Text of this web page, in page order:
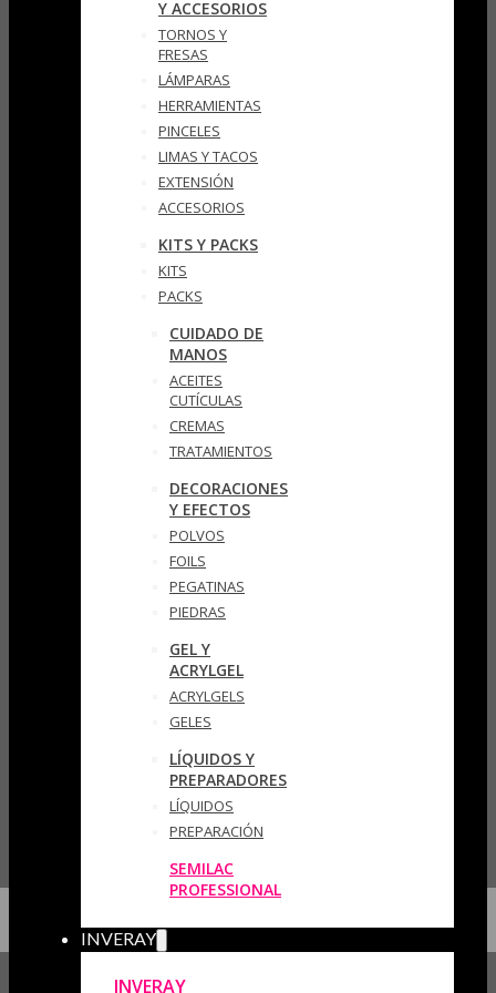
Y ACCESORIOS
TORNOS Y
FRESAS
LÁMPARAS
HERRAMIENTAS
PINCELES
LIMAS Y TACOS
EXTENSIÓN
ACCESORIOS
KITS Y PACKS
KITS
PACKS
CUIDADO DE
MANOS
ACEITES
CUTÍCULAS
CREMAS
TRATAMIENTOS
DECORACIONES
Y EFECTOS
POLVOS
FOILS
PEGATINAS
PIEDRAS
GEL Y
ACRYLGEL
ACRYLGELS
GELES
LÍQUIDOS Y
PREPARADORES
LÍQUIDOS
PREPARACIÓN
SEMILAC
PROFESSIONAL
INVERAY
INVERAY